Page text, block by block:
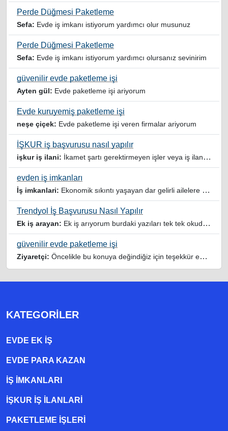
Perde Düğmesi Paketleme
Sefa: Evde iş imkanı istiyorum yardımcı olur musunuz
Perde Düğmesi Paketleme
Sefa: Evde iş imkanı istiyorum yardımcı olursanız sevinirim
güvenilir evde paketleme işi
Ayten gül: Evde paketleme işi ariyorum
Evde kuruyemiş paketleme işi
neşe çiçek: Evde paketleme işi veren firmalar ariyorum
İŞKUR iş başvurusu nasıl yapılır
işkur iş ilani: İkamet şartı gerektirmeyen işler veya iş ilanlari da listelensin. Arama sonucuna işverenin tercih ettiği ikamet illeri de eklense olmazmi
evden iş imkanları
İş imkanlari: Ekonomik sıkıntı yaşayan dar gelirli ailelere özellikle evde iş imkanı sağlayan bu durumdan istifade eden ev hanımlarına büyük bir nimet çalışmak ev Ekonomisine benim gibi destek olmak isteyenler sağlam güvenilir sitelere rağbet etsin her ilan yada reklam doğru adres olmayabiliyor arkadaşlar, bu alanda bize yol gösteren yardımcı olan doğru şekilde yönlendiren sayfaya teşekkür ederim elinize emeklerine sağlık
Trendyol İş Başvurusu Nasıl Yapılır
Ek iş arayan: Ek iş arıyorum burdaki yazıları tek tek okudum faydalı iş imkanları var tsk let
güvenilir evde paketleme işi
Ziyaretçi: Öncelikle bu konuya değindiğiz için teşekkür ederim maalesef bu tarzda yazılarla inanıp aldanan ve dolandirilan insanlar oluyor, o yüzden bu sektörlerde işini hakkıyla yapan siteler ve sayfalara itibar edilmeli,üç beş demeden ek gelir ile evine destek olmayan iyi niyetli insanlarında iyi niyetleri suistimal edilmemeli,sayfanızın geniş kitlelere doğru ve gerçek adresten ulaşması temennisiyle kolaylıklar dilerim..
KATEGORILER
EVDE EK IŞ
EVDE PARA KAZAN
İŞ İMKANLARI
İŞKUR İŞ İLANLARI
PAKETLEME IŞLERI